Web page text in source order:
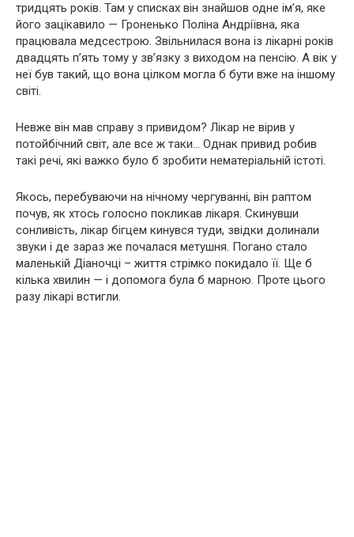
тридцять років. Там у списках він знайшов одне ім’я, яке
його зацікавило — Гроненько Поліна Андріївна, яка
працювала медсестрою. Звільнилася вона із лікарні років
двадцять п’ять тому у зв’язку з виходом на пенсію. А вік у
неї був такий, що вона цілком могла б бути вже на іншому
світі.
Невже він мав справу з привидом? Лікар не вірив у
потойбічний світ, але все ж таки… Однак привид робив
такі речі, які важко було б зробити нематеріальній істоті.
Якось, перебуваючи на нічному чергуванні, він раптом
почув, як хтось голосно покликав лікаря. Скинувши
сонливість, лікар бігцем кинувся туди, звідки долинали
звуки і де зараз же почалася метушня. Погано стало
маленькій Діаночці – життя стрімко покидало її. Ще б
кілька хвилин — і допомога була б марною. Проте цього
разу лікарі встигли.